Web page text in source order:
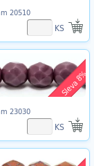
20510
KS
Sleva 8%
23030
KS